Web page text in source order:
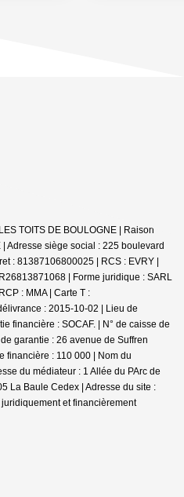
TOITS DE BOULOGNE | Raison
Adresse siège social : 225 boulevard
: 81387106800025 | RCS : EVRY |
| Forme juridique : SARL
: MMA | Carte T :
: 2015-10-02 | Lieu de
financière : SOCAF. | N° de caisse de
garantie : 26 avenue de Suffren
financière : 110 000 | Nom du
du médiateur : 1 Allée du PArc de
La Baule Cedex | Adresse du site :
et financièrement